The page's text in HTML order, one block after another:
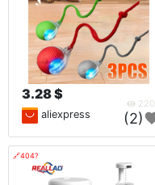
3.28 $
220
aliexpress (2)
🔗404?